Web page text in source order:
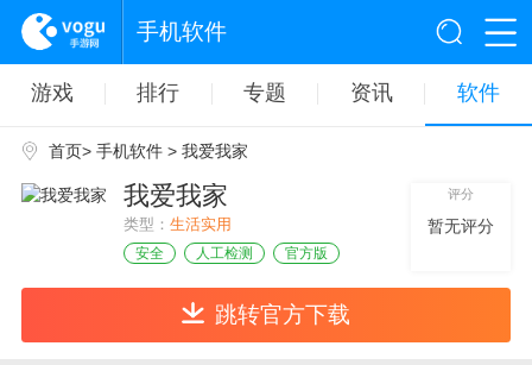
手机软件
游戏 排行 专题 资讯 软件
首页> 手机软件> 我爱我家
我爱我家
类型： 生活实用
安全 人工检测 官方版
评分
暂无评分
跳转官方下载